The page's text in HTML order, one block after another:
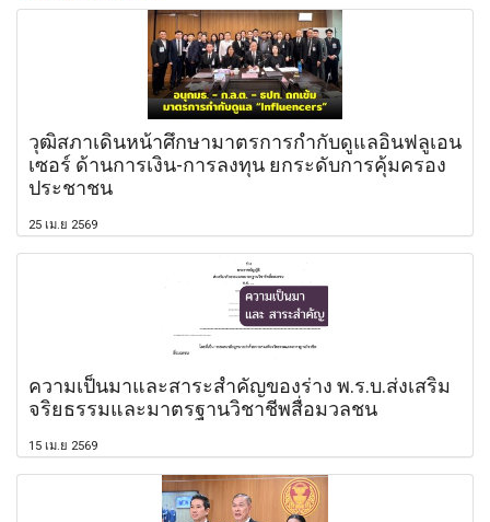
วุฒิสภาเดินหน้าศึกษามาตรการกำกับดูแลอินฟลูเอน
เซอร์ ด้านการเงิน-การลงทุน ยกระดับการคุ้มครอง
ประชาชน
25 เม.ย 2569
ความเป็นมาและสาระสำคัญของร่าง พ.ร.บ.ส่งเสริม
จริยธรรมและมาตรฐานวิชาชีพสื่อมวลชน
15 เม.ย 2569